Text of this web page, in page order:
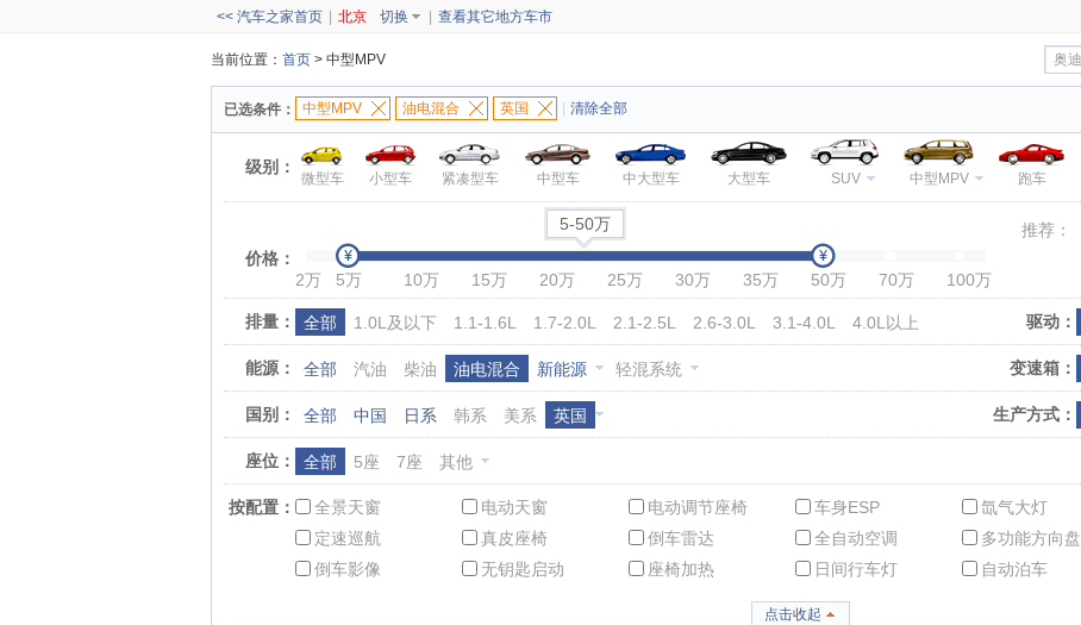
<< 汽车之家首页 北京 切换 查看其它地方车市
当前位置： 首页 > 中型MPV
已选条件： 中型MPV 油电混合 英国 清除全部
级别：
微型车 小型车 紧凑型车 中型车 中大型车 大型车 SUV 中型MPV 跑车
价格：
5-50万
2万 5万 10万 15万 20万 25万 30万 35万 50万 70万 100万
推荐：
排量： 全部 1.0L及以下 1.1-1.6L 1.7-2.0L 2.1-2.5L 2.6-3.0L 3.1-4.0L 4.0L以上 驱动：
能源： 全部 汽油 柴油 油电混合 新能源 轻混系统 变速箱：
国别： 全部 中国 日系 韩系 美系 英国 生产方式：
座位： 全部 5座 7座 其他
按配置： 全景天窗 电动天窗 电动调节座椅 车身ESP 氙气大灯
定速巡航
真皮座椅 倒车雷达 全自动空调 多功能方向盘
倒车影像
无钥匙启动 座椅加热 日间行车灯 自动泊车
点击收起